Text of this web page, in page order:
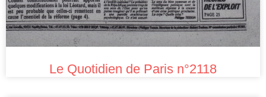
Le Quotidien de Paris n°2118